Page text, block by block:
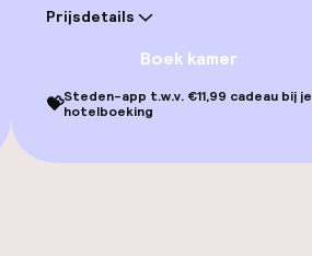
Prijsdetails
Boek kamer
💝Steden-app t.w.v. €11,99 cadeau bij je
hotelboeking